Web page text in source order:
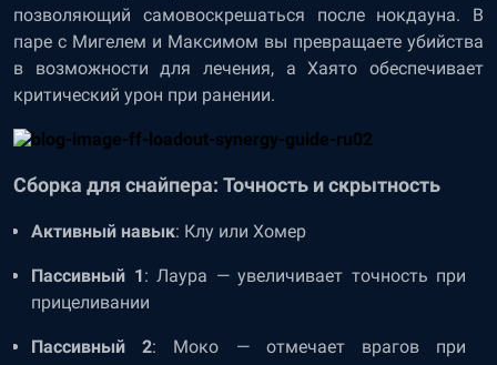
позволяющий самовоскрешаться после нокдауна. В
паре с Мигелем и Максимом вы превращаете убийства
в возможности для лечения, а Хаято обеспечивает
критический урон при ранении.
Сборка для снайпера: Точность и скрытность
Активный навык: Клу или Хомер
Пассивный 1: Лаура — увеличивает точность при
прицеливании
Пассивный 2: Моко — отмечает врагов при